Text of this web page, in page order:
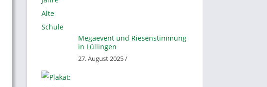
Megaevent und Riesenstimmung
in Lüllingen
27. August 2025 /